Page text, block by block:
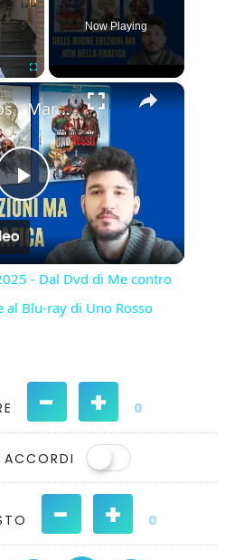
Fullscreen
Now Playing
×
Play
Video
Warner Bros - Marzo 2025 - Dal Dvd di Me contro Te Cattivissimi a Natale al Blu-ray di Uno Rosso
- Dal Dvd di Me contro
al Blu-ray di Uno Rosso
- + 0
ACCORDI
- + 0